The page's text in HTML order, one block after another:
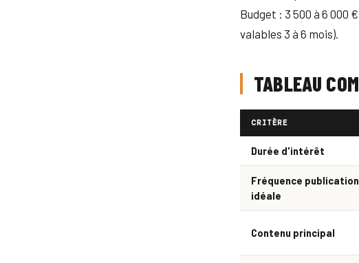
Budget : 3 500 à 6 000
valables 3 à 6 mois).
TABLEAU
CRITÈRE
Durée d'intérêt
Fréquence publication
idéale
Contenu principal